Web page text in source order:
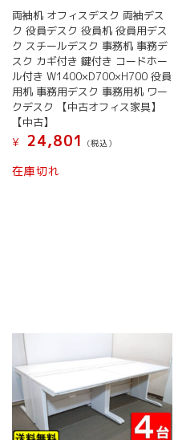
両袖机 オフィスデスク 両袖デス
ク 役員デスク 役員机 役員用デス
ク スチールデスク 事務机 事務デ
スク カギ付き 鍵付き コードホー
ル付き W1400×D700×H700 役員
用机 事務用デスク 事務用机 ワー
クデスク 【中古オフィス家具】
【中古】
¥
24,801 (税込）
在庫切れ